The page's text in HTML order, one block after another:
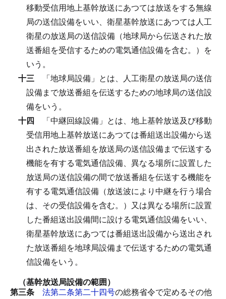
移動受信用地上基幹放送にあつては放送をする無線
局の送信設備をいい、衛星基幹放送にあつては人工
衛星の放送局の送信設備（地球局から伝送された放
送番組を受信するための電気通信設備を含む。）を
いう。
十三
「地球局設備」とは、人工衛星の放送局の送信
設備まで放送番組を伝送するための地球局の送信設
備をいう。
十四
「中継回線設備」とは、地上基幹放送及び移動
受信用地上基幹放送にあつては番組送出設備から送
出された放送番組を放送局の送信設備まで伝送する
機能を有する電気通信設備、異なる場所に設置した
放送局の送信設備の間で放送番組を伝送する機能を
有する電気通信設備（放送波により中継を行う場合
は、その受信設備を含む。）又は異なる場所に設置
した番組送出設備間に設ける電気通信設備をいい、
衛星基幹放送にあつては番組送出設備から送出され
た放送番組を地球局設備まで伝送するための電気通
信設備をいう。
（基幹放送局設備の範囲）
第三条
法第二条第二十四号の総務省令で定めるその他